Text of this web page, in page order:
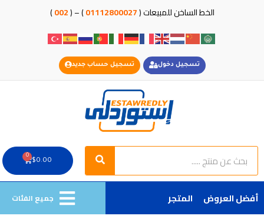
الخط الساخن للمبيعات (01112800027
) – (
002
)
تسجيل دخول تسجيل حساب جديد
Search
Search
$0.00
0
Cart
أفضل العروض المتجر جميع الفئات